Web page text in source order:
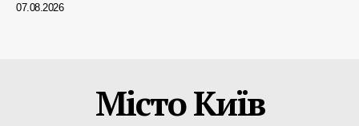
07.08.2026
Місто Київ